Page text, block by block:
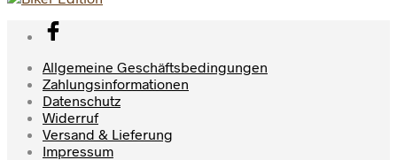
Allgemeine Geschäftsbedingungen
Zahlungsinformationen
Datenschutz
Widerruf
Versand & Lieferung
Impressum